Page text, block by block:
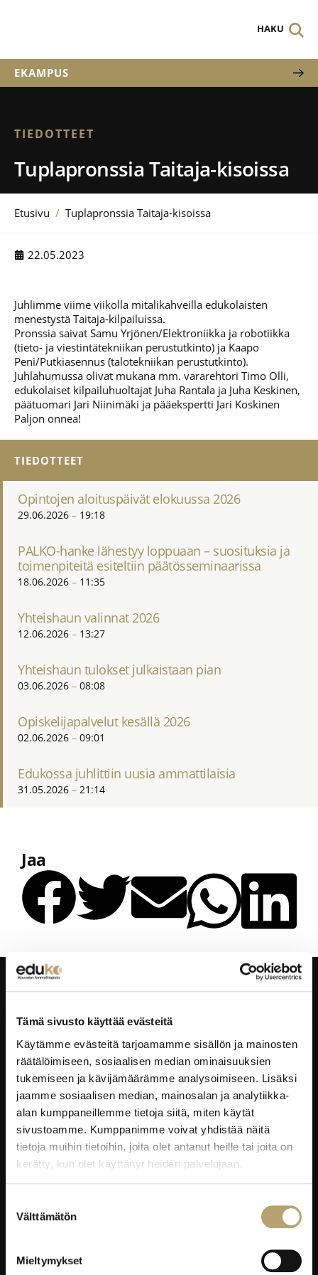
Tämä sivusto käyttää evästeitä
Käytämme evästeitä tarjoamamme sisällön ja mainosten
räätälöimiseen, sosiaalisen median ominaisuuksien
tukemiseen ja kävijämäärämme analysoimiseen. Lisäksi
jaamme sosiaalisen median, mainosalan ja analytiikka-
alan kumppaneillemme tietoja siitä, miten käytät
sivustoamme. Kumppanimme voivat yhdistää näitä
tietoja muihin tietoihin, joita olet antanut heille tai joita on
kerätty, kun olet käyttänyt heidän palvelujaan.
valinta
Välttämätön
Mieltymykset
HAKU
EKAMPUS
TIEDOTTEET
Tuplapronssia Taitaja-kisoissa
Etusivu / Tuplapronssia Taitaja-kisoissa
22.05.2023
Juhlimme viime viikolla mitalikahveilla edukolaisten
menestystä Taitaja-kilpailuissa.
Pronssia saivat Samu Yrjönen/Elektroniikka ja robotiikka
(tieto- ja viestintätekniikan perustutkinto) ja Kaapo
Peni/Putkiasennus (talotekniikan perustutkinto).
Juhlahumussa olivat mukana mm. vararehtori Timo Olli,
edukolaiset kilpailuhuoltajat Juha Rantala ja Juha Keskinen,
päätuomari Jari Niinimäki ja pääekspertti Jari Koskinen
Paljon onnea!
TIEDOTTEET
Opintojen aloituspäivät elokuussa 2026
29.06.2026 19:18
PALKO-hanke lähestyy loppuaan – suosituksia ja
toimenpiteitä esiteltiin päätösseminaarissa
18.06.2026 11:35
Yhteishaun valinnat 2026
12.06.2026 13:27
Yhteishaun tulokset julkaistaan pian
03.06.2026 08:08
Opiskelijapalvelut kesällä 2026
02.06.2026 09:01
Edukossa juhlittiin uusia ammattilaisia
31.05.2026 21:14
Jaa
45100 Kouvola
Laskutustiedot
EDUKO VERKOSSA
Wilma
Microsoft 365
eKampus
Ruokapaikka.fi
RAVINTOLAPALVELUT